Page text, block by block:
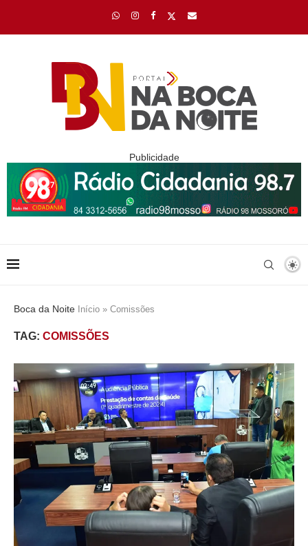
Publicidade
Boca da Noite Início » Comissões
TAG: COMISSÕES